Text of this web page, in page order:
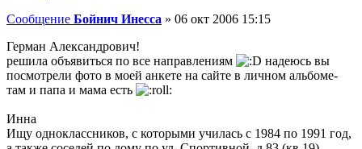
Сообщение Бойнич Инесса » 06 окт 2006 15:15
Герман Александрович!
решила объявиться по все направлениям
надеюсь вы
посмотрели фото в моей анкете на сайте в личном альбоме-
там и папа и мама есть
Инна
Ищу одноклассников, с которыми училась с 1984 по 1991 год,